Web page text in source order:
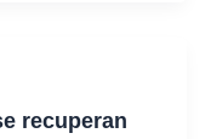
recuperan